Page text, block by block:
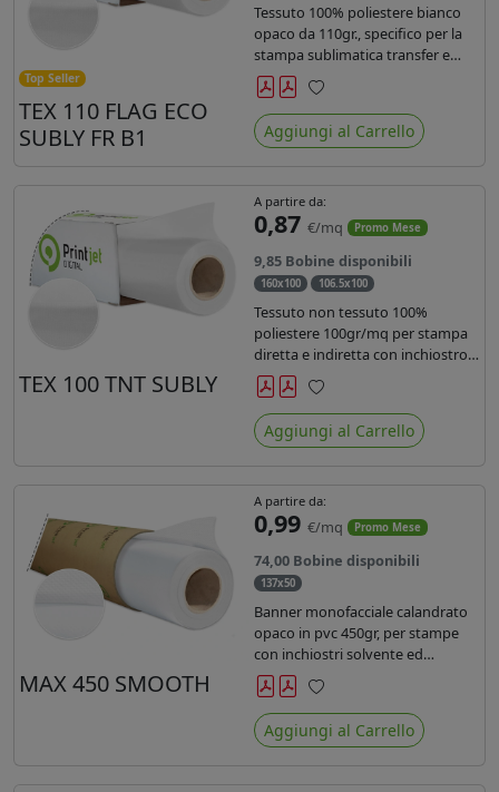
Top Seller
TEX 110 FLAG ECO
SUBLY FR B1
Tessuto 100% poliestere bianco
opaco da 110gr., specifico per la
stampa sublimatica transfer e
diretta. Ideale per la realizzazione
di stendardi e bandiere, grazie al
passaggio dell'inchiostro su
entrambi i lati. Dotato di
Preferiti
Aggiungi al Carrello
TEX 100 TNT SUBLY
A partire da:
0,87 €/mq Promo Mese
9,85 Bobine disponibili
160x100 106.5x100
Tessuto non tessuto 100%
poliestere 100gr/mq per stampa
diretta e indiretta con inchiostro
sublimatico, latex e uv.
Preferiti
Aggiungi al Carrello
MAX 450 SMOOTH
A partire da:
0,99 €/mq Promo Mese
74,00 Bobine disponibili
137x50
Banner monofacciale calandrato
opaco in pvc 450gr, per stampe
con inchiostri solvente ed
ecosolvente , uv e latex.
Preferiti
Aggiungi al Carrello